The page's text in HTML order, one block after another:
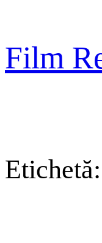
conținut
Film
Etichetă: